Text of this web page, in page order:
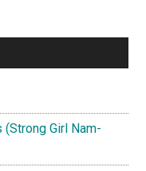
(Strong Girl Nam-